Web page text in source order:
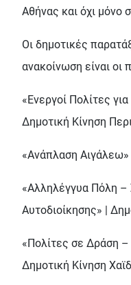
Αθήνας και όχι μόνο
Οι δημοτικές
ανακοίνωση είναι οι
«Ενεργοί Πολίτες
Δημοτική Κίνηση
«Ανάπλαση
«Αλληλέγγυα Πόλη –
Αυτοδιοίκησης» |
«Πολίτες σε Δράση –
Δημοτική Κίνηση